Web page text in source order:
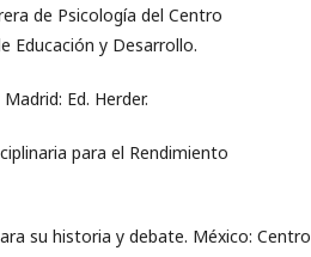
de Psicología del Centro
Educación y Desarrollo.
Ed. Herder.
para el Rendimiento
su historia y debate. México: Centro